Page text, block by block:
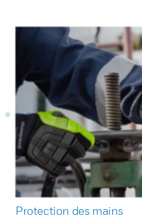
Protection des mains